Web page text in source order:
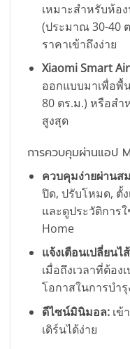
เหมาะสำหรับห้อ
(ประมาณ 30-40
ราคาเข้าถึงง่าย
Xiaomi Smart
ออกแบบมาเพื่อพื้
80 ตร.ม.) หรือส
สูงสุด
การควบคุมผ่านแอป
ควบคุมง่ายผ่านส
ปิด, ปรับโหมด, ตั้
และดูประวัติการ
Home
แจ้งเตือนเปลี่ยนไ
เมื่อถึงเวลาที่ต้อ
โอกาสในการบำ
ดีไซน์มินิมอล:เข้
เดิร์นได้ง่าย